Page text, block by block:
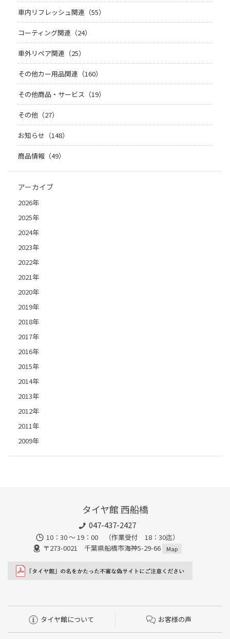
車内リフレッシュ関連（55）
コーティング関連（24）
車外リペア関連（25）
その他カー用品関連（160）
その他商品・サービス（19）
その他（27）
お知らせ（148）
商品情報（49）
アーカイブ
2026年
2025年
2024年
2023年
2022年
2021年
2020年
2019年
2018年
2017年
2016年
2015年
2014年
2013年
2012年
2011年
2009年
タイヤ館 西船橋
047-437-2427
10：30 ～ 19：00 （作業受付 18：30迄）
〒273-0021 千葉県船橋市海神5-29-66
Map
タイヤ館について お客様の声